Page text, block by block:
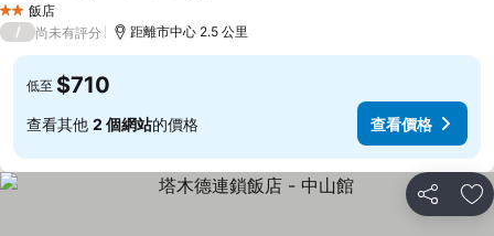
2 星級飯店
/ 尚未有評分 距離市中心 2.5 公里
低至 $710
查看其他 2 個網站的價格 查看價格
分享 加